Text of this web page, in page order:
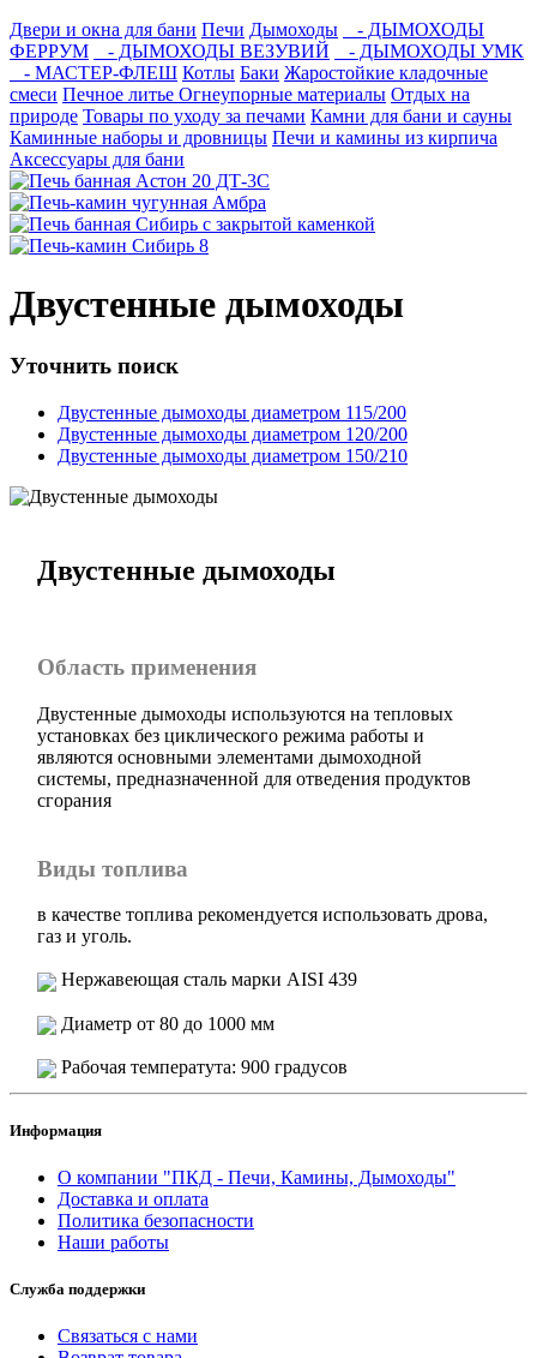
Двери и окна для бани Печи Дымоходы
- ДЫМОХОДЫ
ФЕРРУМ
- ДЫМОХОДЫ ВЕЗУВИЙ
- ДЫМОХОДЫ УМК
- МАСТЕР-ФЛЕШ Котлы Баки Жаростойкие кладочные
смеси Печное литье Огнеупорные материалы Отдых на
природе Товары по уходу за печами Камни для бани и сауны
Каминные наборы и дровницы Печи и камины из кирпича
Аксессуары для бани
Двустенные дымоходы
Уточнить поиск
Двустенные дымоходы диаметром 115/200
Двустенные дымоходы диаметром 120/200
Двустенные дымоходы диаметром 150/210
Двустенные дымоходы
Область применения
Двустенные дымоходы используются на тепловых
установках без циклического режима работы и
являются основными элементами дымоходной
системы, предназначенной для отведения продуктов
сгорания
Виды топлива
в качестве топлива рекомендуется использовать дрова,
газ и уголь.
Нержавеющая сталь марки AISI 439
Диаметр от 80 до 1000 мм
Рабочая температута: 900 градусов
Информация
О компании "ПКД - Печи, Камины, Дымоходы"
Доставка и оплата
Политика безопасности
Наши работы
Служба поддержки
Связаться с нами